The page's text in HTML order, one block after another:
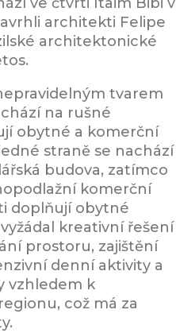
architekti Felipe
architektonické
tvarem
na rušné
obytné a komerční
straně se nachází
budova, zatímco
komerční
doplňují obytné
kreativní řešení
prostoru, zajištění
denní aktivity a
vzhledem k
což má za